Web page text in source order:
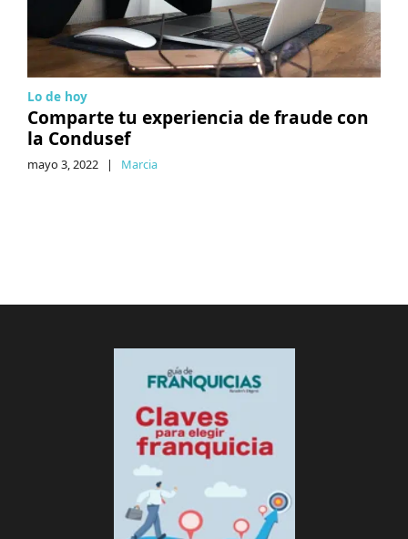
Lo de hoy
Comparte tu experiencia de fraude con
la Condusef
mayo 3, 2022 | Marcia